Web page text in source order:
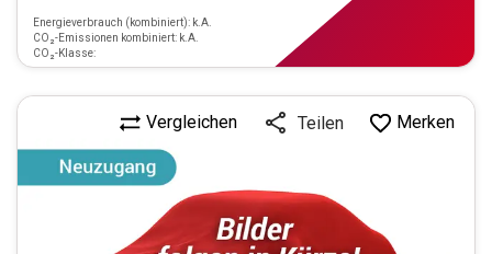
Energieverbrauch (kombiniert): k.A.
CO₂-Emissionen kombiniert: k.A.
CO₂-Klasse:
Vergleichen Teilen Merken